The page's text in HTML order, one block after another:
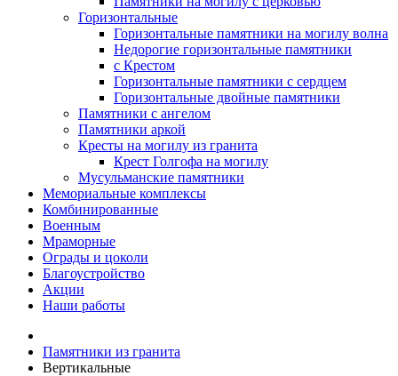
Горизонтальные
Горизонтальные памятники на могилу волна
Недорогие горизонтальные памятники
с Крестом
Горизонтальные памятники с сердцем
Горизонтальные двойные памятники
Памятники с ангелом
Памятники аркой
Кресты на могилу из гранита
Крест Голгофа на могилу
Мусульманские памятники
Мемориальные комплексы
Комбинированные
Военным
Мраморные
Ограды и цоколи
Благоустройство
Акции
Наши работы
Памятники из гранита
Вертикальные